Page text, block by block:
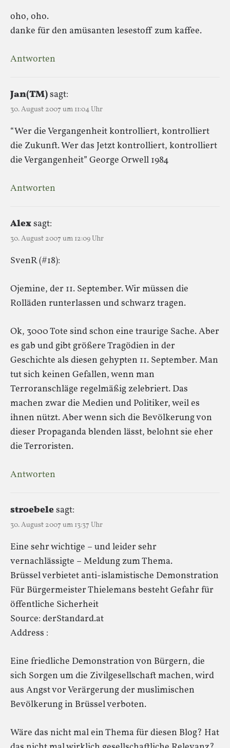
oho, oho.
danke für den amüsanten lesestoff zum kaffee.
Antworten
Jan(TM)sagt:
30. August 2007 um 11:04 Uhr
“Wer die Vergangenheit kontrolliert, kontrolliert
die Zukunft. Wer das Jetzt kontrolliert, kontrolliert
die Vergangenheit” George Orwell 1984
Antworten
Alexsagt:
30. August 2007 um 12:09 Uhr
SvenR (#18):
Ojemine, der 11. September. Wir müssen die
Rolläden runterlassen und schwarz tragen.
Ok, 3000 Tote sind schon eine traurige Sache. Aber
es gab und gibt größere Tragödien in der
Geschichte als diesen gehypten 11. September. Man
tut sich keinen Gefallen, wenn man
Terroranschläge regelmäßig zelebriert. Das
machen zwar die Medien und Politiker, weil es
ihnen nützt. Aber wenn sich die Bevölkerung von
dieser Propaganda blenden lässt, belohnt sie eher
die Terroristen.
Antworten
stroebelesagt:
30. August 2007 um 13:37 Uhr
Eine sehr wichtige – und leider sehr
vernachlässigte – Meldung zum Thema.
Brüssel verbietet anti-islamistische Demonstration
Für Bürgermeister Thielemans besteht Gefahr für
öffentliche Sicherheit
Source: derStandard.at
Address :
Eine friedliche Demonstration von Bürgern, die
sich Sorgen um die Zivilgesellschaft machen, wird
aus Angst vor Verärgerung der muslimischen
Bevölkerung in Brüssel verboten.
Wäre das nicht mal ein Thema für diesen Blog? Hat